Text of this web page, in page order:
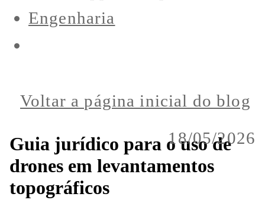
18/05/2026
Voltar a página inicial do blog
Guia jurídico para o uso de
drones em levantamentos
topográficos